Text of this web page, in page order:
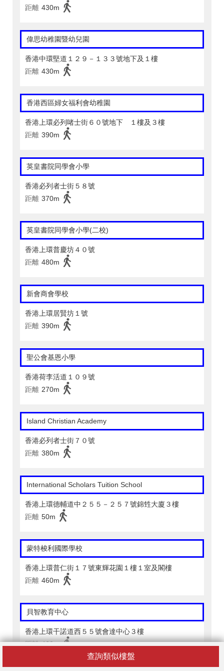
查詢類似樓盤
距離 430m
偉思幼稚園暨幼兒園
香港中環堅道１２９－１３３號地下及１樓
距離 430m
香港西區婦女福利會幼稚園
香港上環必列啫士街６０號地下 １樓及３樓
距離 390m
英皇書院同學會小學
香港必列者士街５８號
距離 370m
英皇書院同學會小學(二校)
香港上環普慶坊４０號
距離 480m
新會商會學校
香港上環居賢坊１號
距離 390m
聖公會基恩小學
香港荷李活道１０９號
距離 270m
Island Christian Academy
香港必列者士街７０號
距離 380m
International Scholars Tuition School
香港上環德輔道中２５５－２５７號錦甡大廈３樓
距離 50m
蒙特梭利國際學校
香港上環普仁街１７號東輝花園１樓１室及閣樓
距離 460m
貝智教育中心
香港上環干諾道西５５號會達中心３樓
距離 460m